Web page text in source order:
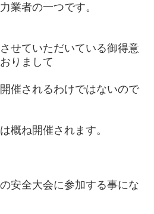
業者の一つです。
せていただいている御得意
りまして
催されるわけではないので
概ね開催されます。
安全大会に参加する事にな